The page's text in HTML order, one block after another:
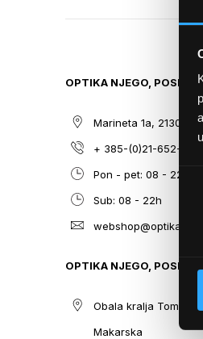
THE
THE
GALLERY
OPTIKA NJEGO,
Marineta 1a, 21300
+ 385-(0)21-652-102
Pon - pet: 08 - 22h,
Sub: 08 - 22h
OPTIKA NJEGO,
Obala kralja
Makarska